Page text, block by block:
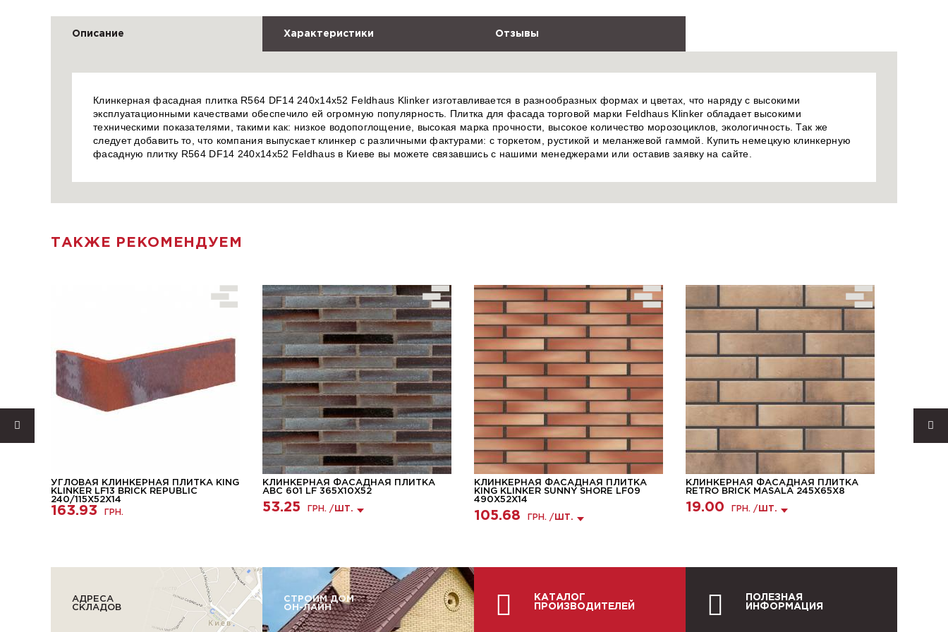
Описание Характеристики Отзывы
Клинкерная фасадная плитка R564 DF14 240x14x52 Feldhaus Klinker изготавливается в разнообразных формах и цветах, что наряду с высокими
эксплуатационными качествами обеспечило ей огромную популярность. Плитка для фасада торговой марки Feldhaus Klinker обладает высокими
техническими показателями, такими как: низкое водопоглощение, высокая марка прочности, высокое количество морозоциклов, экологичность. Так же
следует добавить то, что компания выпускает клинкер с различными фактурами: с торкетом, рустикой и меланжевой гаммой. Купить немецкую клинкерную
фасадную плитку R564 DF14 240x14x52 Feldhaus в Киеве вы можете связавшись с нашими менеджерами или оставив заявку на сайте.
ТАКЖЕ РЕКОМЕНДУЕМ
УГЛОВАЯ КЛИНКЕРНАЯ ПЛИТКА KING
KLINKER LF13 BRICK REPUBLIC
240/115Х52Х14
163.93 ГРН.
КЛИНКЕРНАЯ ФАСАДНАЯ ПЛИТКА
ABC 601 LF 365X10X52
53.25 ГРН. / ШТ.
КЛИНКЕРНАЯ ФАСАДНАЯ ПЛИТКА
KING KLINKER SUNNY SHORE LF09
490X52X14
105.68 ГРН. / ШТ.
КЛИНКЕРНАЯ ФАСАДНАЯ ПЛИТКА
RETRO BRICK MASALA 245Х65Х8
19.00 ГРН. / ШТ.
АДРЕСА
СКЛАДОВ
СТРОИМ ДОМ
ОН-ЛАЙН
КАТАЛОГ
ПРОИЗВОДИТЕЛЕЙ
ПОЛЕЗНАЯ
ИНФОРМАЦИЯ